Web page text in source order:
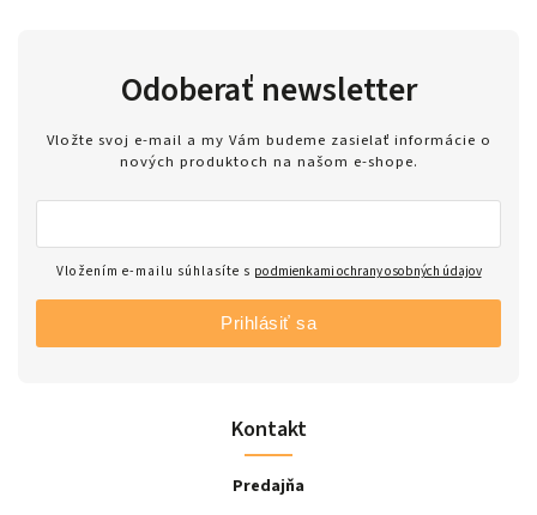
Kontakt
Predajňa
Odoberať newsletter
Vložte svoj e-mail a my Vám budeme zasielať informácie o
nových produktoch na našom e-shope.
Vložením e-mailu súhlasíte s podmienkami ochrany osobných údajov
Prihlásiť sa